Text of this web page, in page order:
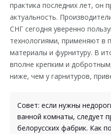
практика последних лет, он
актуальность.
СНГ сегодня уверенно
технологиями, применяют в
материалы и фурнитуру. В
вполне крепким и
ниже, чем у гарнитуров,
Совет: если нужны
ванной комнаты, следует
белорусских фабрик. Как